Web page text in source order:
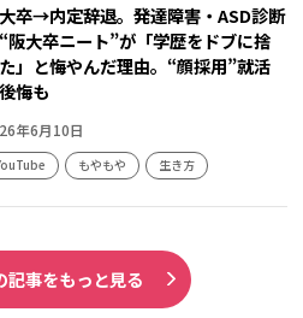
卒→内定辞退。発達障害・ASD診断
阪大卒ニート”が「学歴をドブに捨
」と悔やんだ理由。“顔採用”就活
悔も
年6月10日
もやもや 生き方
記事をもっと見る